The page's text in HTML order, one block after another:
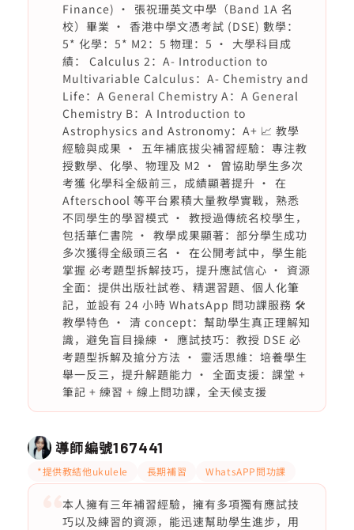
Finance) •⁠ ⁠張祝珊英文中學（Band 1A 名
校）畢業 •⁠ ⁠香港中學文憑考試 (DSE) 數學：
5* 化學：5* M2：5 物理：5 •⁠ ⁠大學科目成
績： Calculus 2：A- Introduction to
Multivariable Calculus：A- Chemistry and
Life：A General Chemistry A：A General
Chemistry B：A Introduction to
Astrophysics and Astronomy：A+ 📈 教學
經驗與成果 •⁠ ⁠五年補底拔尖補習經驗：專注教
授數學、化學、物理及 M2 •⁠ ⁠曾協助學生多次
考獲 化學科全級前三，成績顯著提升 •⁠ ⁠在
Afterschool 等平台累積大量教學實戰，熟悉
不同學生的學習模式 •⁠ ⁠教授過傳統名校學生，
包括華仁書院 •⁠ ⁠教學成果顯著：部分學生成功
多次獲得全級頭三名 •⁠ ⁠在公開考試中，學生能
掌握 必考題型拆解技巧，提升應試信心 •⁠ ⁠資源
全面：提供出版社試卷、精選習題、個人化筆
記，並設有 24 小時 WhatsApp 問功課服務 🛠️
教學特色 •⁠ ⁠清 concept：幫助學生真正理解知
識，避免盲目操練 •⁠ ⁠應試技巧：教授 DSE 必
考題型拆解及搶分方法 •⁠ ⁠靈活思維：培養學生
舉一反三，提升解題能力 •⁠ ⁠全面支援：課堂 +
筆記 + 練習 + 線上問功課，全天候支援
導師編號167441
*提供教結他ukulele 長期補習 WhatsAPP問功課
本人擁有三年補習經驗，擁有多項獨有應試技
巧以及練習的資源，能迅速幫助學生進步，用